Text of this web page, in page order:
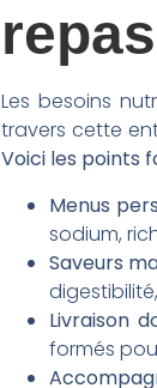
Les besoins
travers cette
Voici les points
Menus
sodium,
Saveurs
Livraison
formés